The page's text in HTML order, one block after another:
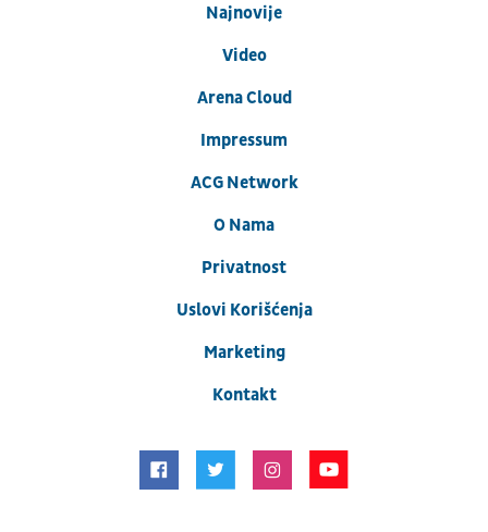
Najnovije
Video
Arena Cloud
Impressum
ACG Network
O Nama
Privatnost
Uslovi Korišćenja
Marketing
Kontakt